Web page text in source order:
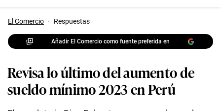
El Comercio · Respuestas
Añadir El Comercio como fuente preferida en
Revisa lo último del aumento de
sueldo mínimo 2023 en Perú